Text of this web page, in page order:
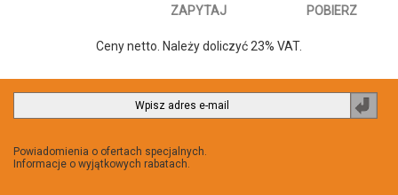
ZAPYTAJ POBIERZ
Ceny netto. Należy doliczyć 23% VAT.
Powiadomienia o ofertach specjalnych.
Informacje o wyjątkowych rabatach.